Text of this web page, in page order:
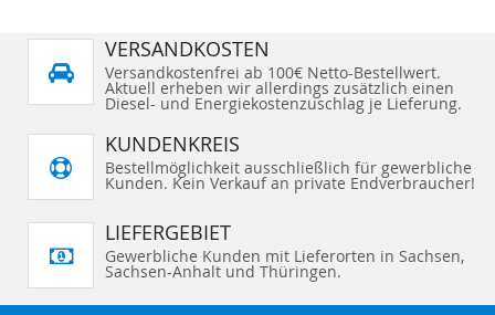
VERSANDKOSTEN
Versandkostenfrei ab 100€ Netto-Bestellwert.
Aktuell erheben wir allerdings zusätzlich einen
Diesel- und Energiekostenzuschlag je Lieferung.
KUNDENKREIS
Bestellmöglichkeit ausschließlich für gewerbliche
Kunden. Kein Verkauf an private Endverbraucher!
LIEFERGEBIET
Gewerbliche Kunden mit Lieferorten in Sachsen,
Sachsen-Anhalt und Thüringen.